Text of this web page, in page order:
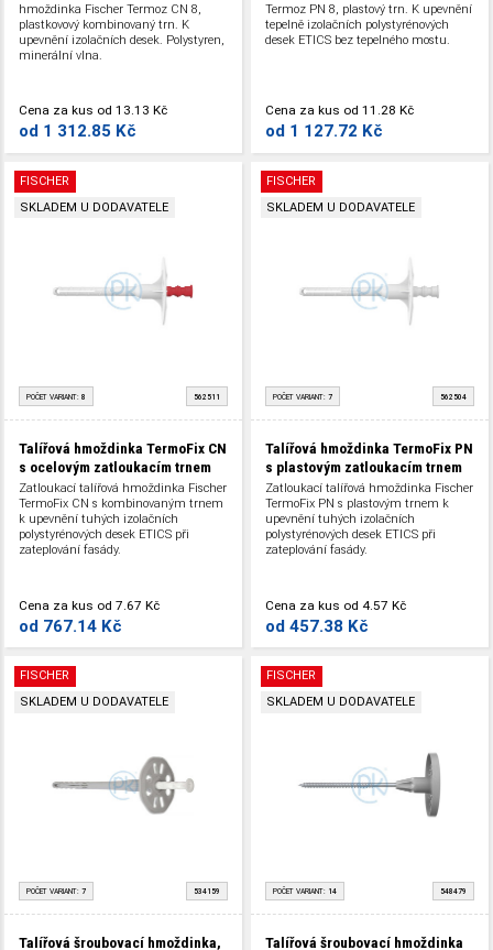
hmoždinka Fischer Termoz CN 8,
plastkovový kombinovaný trn. K
upevnění izolačních desek. Polystyren,
minerální vlna.
Cena za kus od 13.13 Kč
od 1 312.85 Kč
Termoz PN 8, plastový trn. K upevnění
tepelně izolačních polystyrénových
desek ETICS bez tepelného mostu.
Cena za kus od 11.28 Kč
od 1 127.72 Kč
FISCHER
SKLADEM U DODAVATELE
POČET VARIANT: 8 562511
Talířová hmoždinka TermoFix CN
s ocelovým zatloukacím trnem
Zatloukací talířová hmoždinka Fischer
TermoFix CN s kombinovaným trnem
k upevnění tuhých izolačních
polystyrénových desek ETICS při
zateplování fasády.
Cena za kus od 7.67 Kč
od 767.14 Kč
FISCHER
SKLADEM U DODAVATELE
POČET VARIANT: 7 562504
Talířová hmoždinka TermoFix PN
s plastovým zatloukacím trnem
Zatloukací talířová hmoždinka Fischer
TermoFix PN s plastovým trnem k
upevnění tuhých izolačních
polystyrénových desek ETICS při
zateplování fasády.
Cena za kus od 4.57 Kč
od 457.38 Kč
FISCHER
SKLADEM U DODAVATELE
POČET VARIANT: 7 534159
Talířová šroubovací hmoždinka,
FISCHER
SKLADEM U DODAVATELE
POČET VARIANT: 14 548479
Talířová šroubovací hmoždinka